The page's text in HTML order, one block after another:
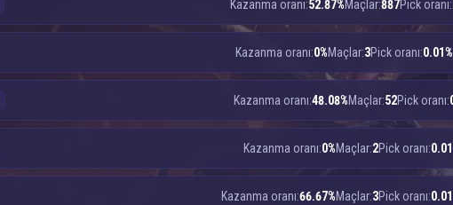
Kazanma oranı:52.87%Maçlar:887Pick oranı:
Kazanma oranı:0%Maçlar:3Pick oranı:0.01%
Kazanma oranı:48.08%Maçlar:52Pick oranı:
Kazanma oranı:0%Maçlar:2Pick oranı:
Kazanma oranı:66.67%Maçlar:3Pick oranı: